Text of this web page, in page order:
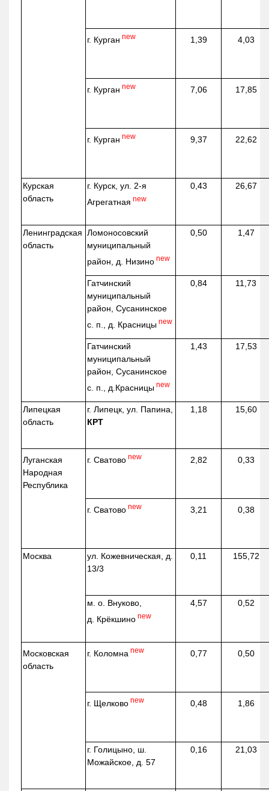
г. Курган new 1,39 4,03
г. Курган new 7,06 17,85
г. Курган new 9,37 22,62
Курская
область
г. Курск, ул. 2-я
Агрегатная new
0,43 26,67
Ленинградская
область
Ломоносовский
муниципальный
район, д. Низино new
0,50 1,47
Гатчинский
муниципальный
район, Сусанинское
с. п., д. Красницы new
0,84 11,73
Гатчинский
муниципальный
район, Сусанинское
с. п., д.Красницы new
1,43 17,53
Липецкая
область
г. Липецк, ул. Папина,
КРТ
1,18 15,60
Луганская
Народная
Республика
г. Сватово new 2,82 0,33
г. Сватово new 3,21 0,38
Москва ул. Кожевническая, д.
13/3
0,11 155,72
м. о. Внуково,
д. Крёкшино new
4,57 0,52
Московская
область
г. Коломна new 0,77 0,50
г. Щелково new 0,48 1,86
г. Голицыно, ш.
Можайское, д. 57
0,16 21,03